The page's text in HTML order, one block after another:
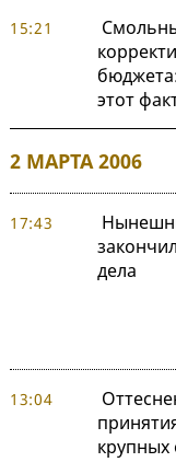
15:21
этот
2 МАРТА 2006
17:43
дела
13:04